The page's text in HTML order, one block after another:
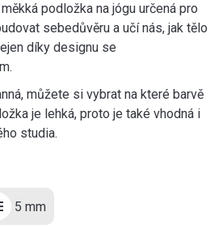
podložka na jógu určená pro
sebedůvěru a učí nás, jak tělo
díky designu se
můžete si vybrat na které barvě
je lehká, proto je také vhodná i
studia.
5 mm